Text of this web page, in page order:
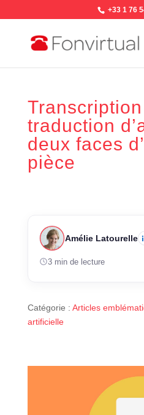
+33 1 76
traduction
deux faces
pièce
Amélie Latourelle
3 min de lecture
Catégorie : Articles
artificielle